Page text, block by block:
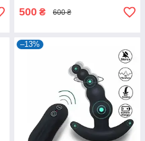
500 ₴ 600 ₴
–13%